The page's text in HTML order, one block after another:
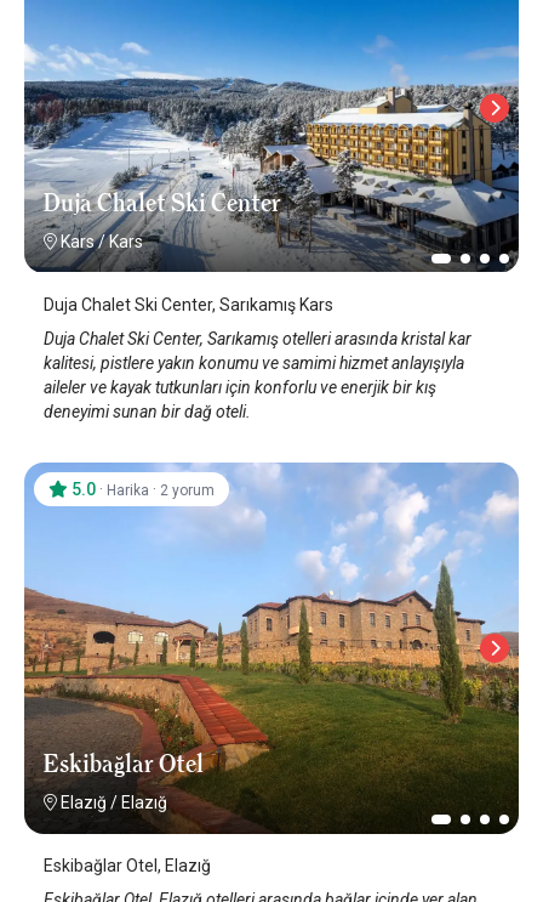
Duja Chalet Ski Center
Kars/Kars
Duja Chalet Ski Center, Sarıkamış Kars
Duja Chalet Ski Center, Sarıkamış otelleri arasında kristal kar
kalitesi, pistlere yakın konumu ve samimi hizmet anlayışıyla
aileler ve kayak tutkunları için konforlu ve enerjik bir kış
deneyimi sunan bir dağ oteli.
Eskibağlar Otel
Elazığ / Elazığ
5.0 · Harika · 2 yorum
Eskibağlar Otel, Elazığ